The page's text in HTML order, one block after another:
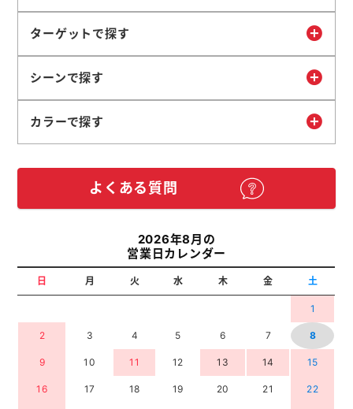
ターゲットで探す
シーンで探す
カラーで探す
よくある質問
2026年8月の
営業日カレンダー
日 月 火 水 木 金 土
1
2 3 4 5 6 7 8
9 10 11 12 13 14 15
16 17 18 19 20 21 22